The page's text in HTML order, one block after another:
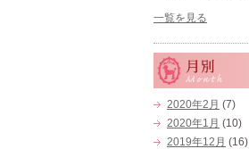
一覧を見る
2020年2月 (7)
2020年1月 (10)
2019年12月 (16)